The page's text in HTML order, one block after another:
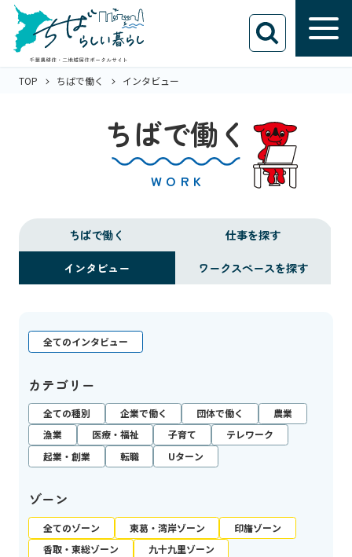
TOP ちばで働く インタビュー
ちばで働く
WORK
ちばで働く
仕事を探す
インタビュー
ワークスペースを探す
全てのインタビュー
カテゴリー
全ての種別 企業で働く 団体で働く
農業
漁業
医療・福祉 子育て
テレワーク
起業・創業
転職 Uターン
ゾーン
全てのゾーン 東葛・湾岸ゾーン
印旛ゾーン
香取・東総ゾーン
九十九里ゾーン